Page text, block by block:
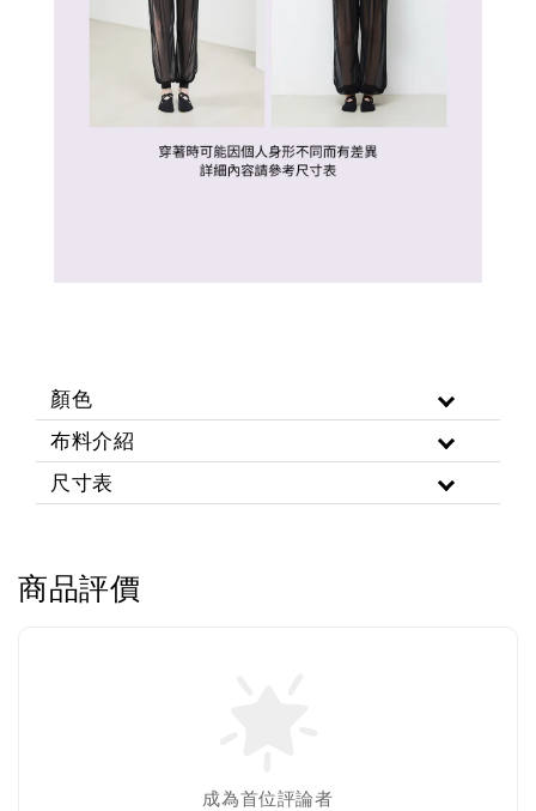
顏色
布料介紹
尺寸表
商品評價
成為首位評論者